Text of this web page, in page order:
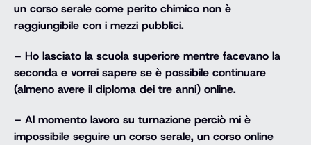
un corso serale come perito chimico non è
raggiungibile con i mezzi pubblici.
– Ho lasciato la scuola superiore mentre facevano la
seconda e vorrei sapere se è possibile continuare
(almeno avere il diploma dei tre anni) online.
– Al momento lavoro su turnazione perciò mi è
impossibile seguire un corso serale, un corso online